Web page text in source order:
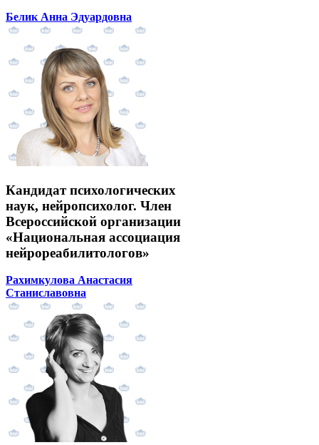
Белик Анна Эдуардовна
Кандидат психологических
наук, нейропсихолог. Член
Всероссийской организации
«Национальная ассоциация
нейрореабилитологов»
Рахимкулова Анастасия
Станиславовна